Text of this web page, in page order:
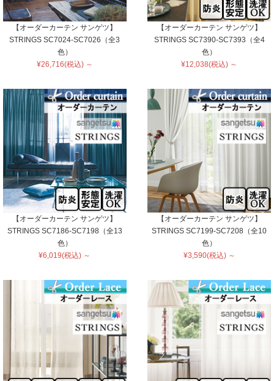
【オーダーカーテン サンゲツ】
STRINGS SC7024-SC7026（全3
色）
¥26,716(税込) ～
【オーダーカーテン サンゲツ】
STRINGS SC7390-SC7393（全4
色）
¥12,038(税込) ～
【オーダーカーテン サンゲツ】
STRINGS SC7186-SC7198（全13
色）
¥6,019(税込) ～
【オーダーカーテン サンゲツ】
STRINGS SC7199-SC7208（全10
色）
¥3,590(税込) ～